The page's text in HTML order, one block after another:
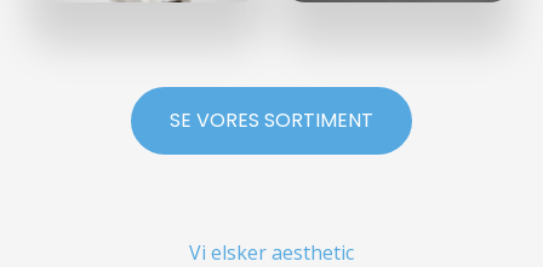
SE VORES SORTIMENT
Vi elsker aesthetic